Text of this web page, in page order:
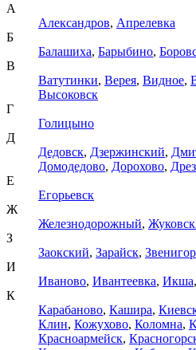
А
Александров, Апрелевка
Б
Балашиха, Барыбино,
В
Ватутинки, Верея, Видное,
Высоковск
Г
Голицыно
Д
Дедовск, Дзержинский,
Домодедово, Дорохово,
Е
Егорьевск
Ж
Железнодорожный,
З
Заокский, Зарайск,
И
Иваново, Ивантеевка, Икша,
К
Карабаново, Кашира,
Клин, Кожухово, Коломна,
Красноармейск,